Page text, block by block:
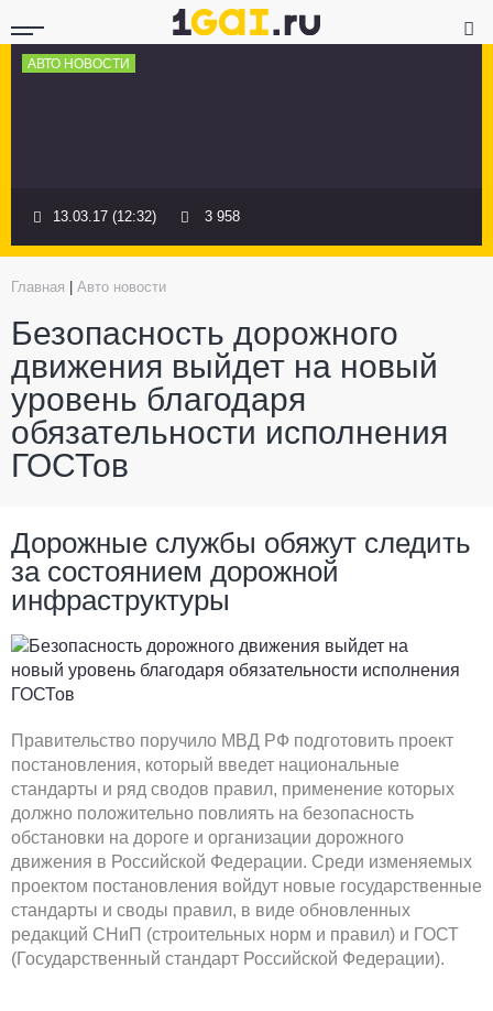
АВТО НОВОСТИ
13.03.17 (12:32) 3 958
Главная Авто новости
Безопасность дорожного
движения выйдет на новый
уровень благодаря
обязательности исполнения
ГОСТов
Дорожные службы обяжут следить
за состоянием дорожной
инфраструктуры
Правительство поручило МВД РФ подготовить проект
постановления, который введет национальные
стандарты и ряд сводов правил, применение которых
должно положительно повлиять на безопасность
обстановки на дороге и организации дорожного
движения в Российской Федерации. Среди изменяемых
проектом постановления войдут новые государственные
стандарты и своды правил, в виде обновленных
редакций СНиП (строительных норм и правил) и ГОСТ
(Государственный стандарт Российской Федерации).